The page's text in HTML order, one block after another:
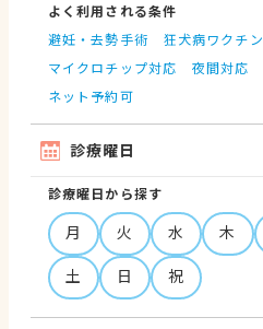
よく利用される条件
避妊・去勢手術
狂犬病ワクチン
マイクロチップ対応
夜間対応
ネット予約可
診療曜日
診療曜日から探す
月 火 水 木
土
日 祝